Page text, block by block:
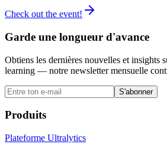
Check out the event!
Garde une longueur d'avance
Obtiens les dernières nouvelles et insights
learning — notre newsletter mensuelle
S'abonner
Produits
Plateforme Ultralytics